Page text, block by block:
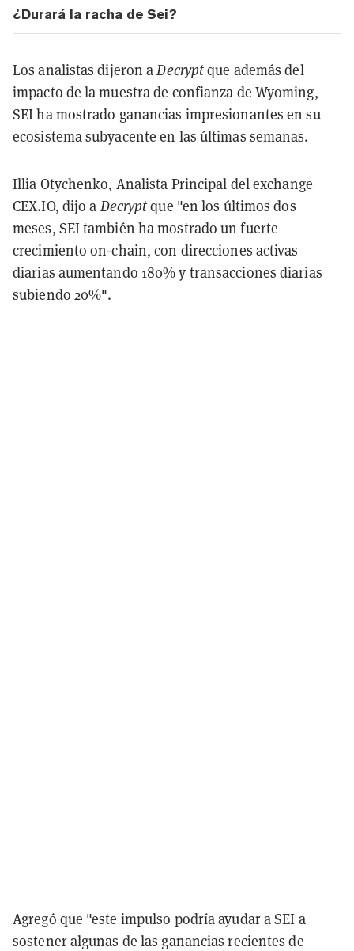
¿Durará la racha de Sei?
Los analistas dijeron aDecryptque además del
impacto de la muestra de confianza de Wyoming,
SEI ha mostrado ganancias impresionantes en su
ecosistema subyacente en las últimas semanas.
Illia Otychenko, Analista Principal del exchange
CEX.IO, dijo a Decryptque "en los últimos dos
meses, SEI también ha mostrado un fuerte
crecimiento on-chain, con direcciones activas
diarias aumentando 180% y transacciones diarias
subiendo 20%".
Agregó que "este impulso podría ayudar a SEI a
sostener algunas de las ganancias recientes de